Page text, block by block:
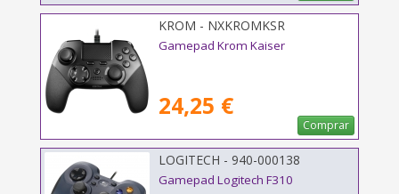
KROM - NXKROMKSR
Gamepad Krom Kaiser
24,25 €
Comprar
LOGITECH - 940-000138
Gamepad Logitech F310